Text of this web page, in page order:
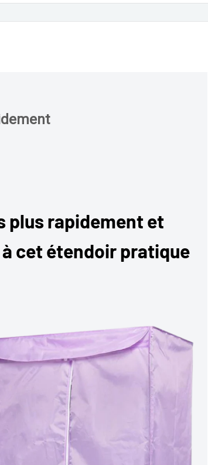
plus rapidement et
cet étendoir pratique